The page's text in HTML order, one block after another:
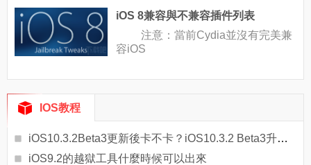
iOS 8兼容與不兼容插件列表
注意：當前Cydia並沒有完美兼
容iOS
IOS教程
iOS10.3.2Beta3更新後卡不卡？iOS10.3.2 Beta3升級耗電嗎[圖]
iOS9.2的越獄工具什麼時候可以出來